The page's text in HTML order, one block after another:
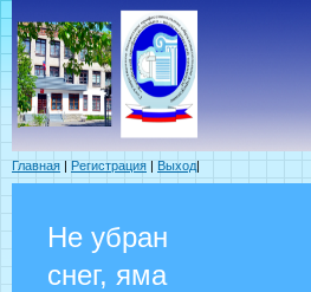
Главная | Регистрация | Выход|
Не убран
снег, яма